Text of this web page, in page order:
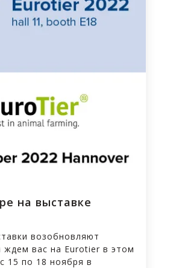
на выставке
возобновляют
ждем вас на Eurotier в этом
15 по 18 ноября в